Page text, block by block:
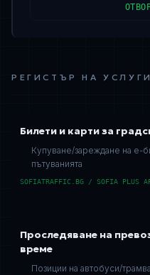
РЕГИСТЪР НА
Билети и карти за
Купуване/зареждане на е-
пътуванията
SOFIATRAFFIC.BG / SOFIA PLUS
Проследяване на
време
Позиции на автобуси/